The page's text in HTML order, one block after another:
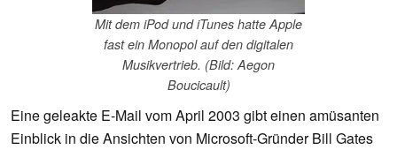
Mit dem iPod und iTunes hatte Apple
fast ein Monopol auf den digitalen
Musikvertrieb. (Bild: Aegon
Boucicault)
Eine geleakte E-Mail vom April 2003 gibt einen amüsanten
Einblick in die Ansichten von Microsoft-Gründer Bill Gates